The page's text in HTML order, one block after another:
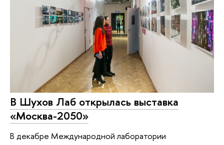
В Шухов Лаб открылась выставка
«Москва-2050»
В декабре Международной лаборатории